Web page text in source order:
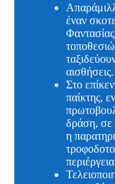
έναν
αισθήσεις.
Στο
παίκτης,
δράση, σε
η